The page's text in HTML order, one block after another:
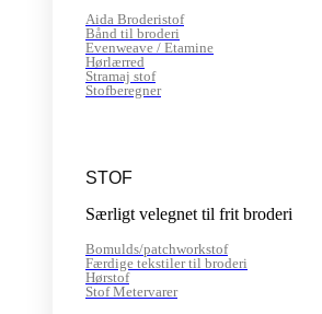
Aida Broderistof
Bånd til broderi
Evenweave / Etamine
Hørlærred
Stramaj stof
Stofberegner
STOF
Særligt velegnet til frit broderi
Bomulds/patchworkstof
Færdige tekstiler til broderi
Hørstof
Stof Metervarer